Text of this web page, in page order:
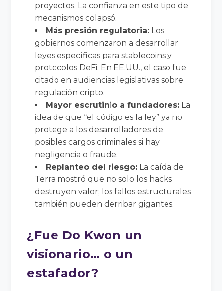
proyectos. La confianza en este tipo de
mecanismos colapsó.
Más presión regulatoria: Los
gobiernos comenzaron a desarrollar
leyes específicas para stablecoins y
protocolos DeFi. En EE.UU., el caso fue
citado en audiencias legislativas sobre
regulación cripto.
Mayor escrutinio a fundadores: La
idea de que “el código es la ley” ya no
protege a los desarrolladores de
posibles cargos criminales si hay
negligencia o fraude.
Replanteo del riesgo: La caída de
Terra mostró que no solo los hacks
destruyen valor; los fallos estructurales
también pueden derribar gigantes.
¿Fue Do Kwon un
visionario… o un
estafador?